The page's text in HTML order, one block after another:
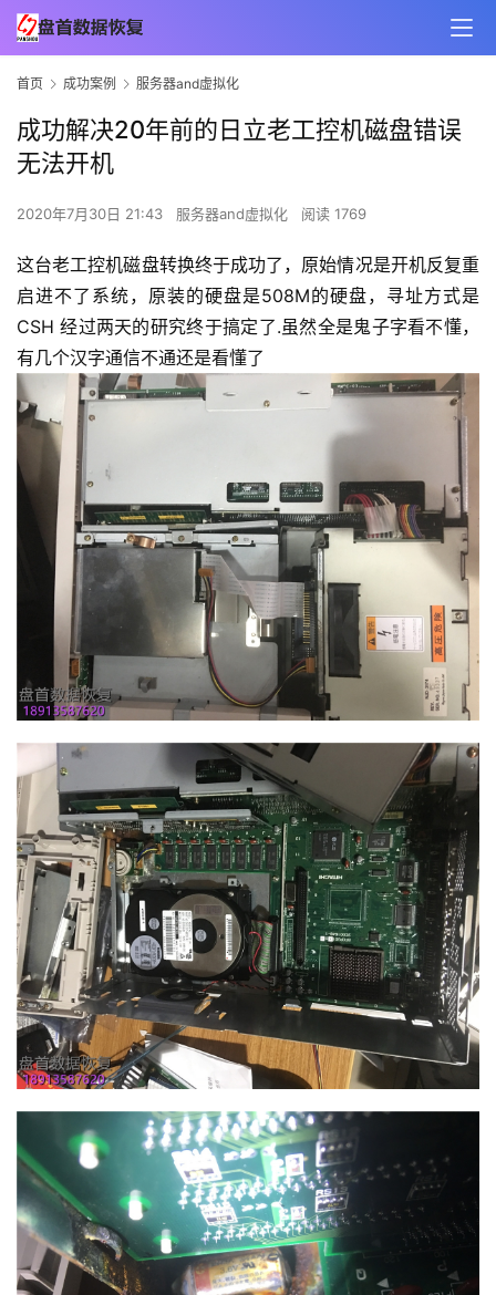
首页 成功案例 服务器and虚拟化
成功解决20年前的日立老工控机磁盘错误
无法开机
2020年7月30日 21:43 服务器and虚拟化 阅读 1769
这台老工控机磁盘转换终于成功了，原始情况是开机反复重
启进不了系统，原装的硬盘是508M的硬盘，寻址方式是
CSH 经过两天的研究终于搞定了.虽然全是鬼子字看不懂，
有几个汉字通信不通还是看懂了